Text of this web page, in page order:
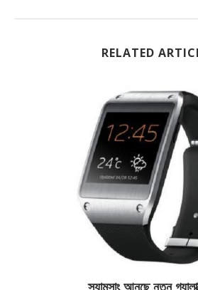
RELATED
স্যামসাং আনছে নতুন